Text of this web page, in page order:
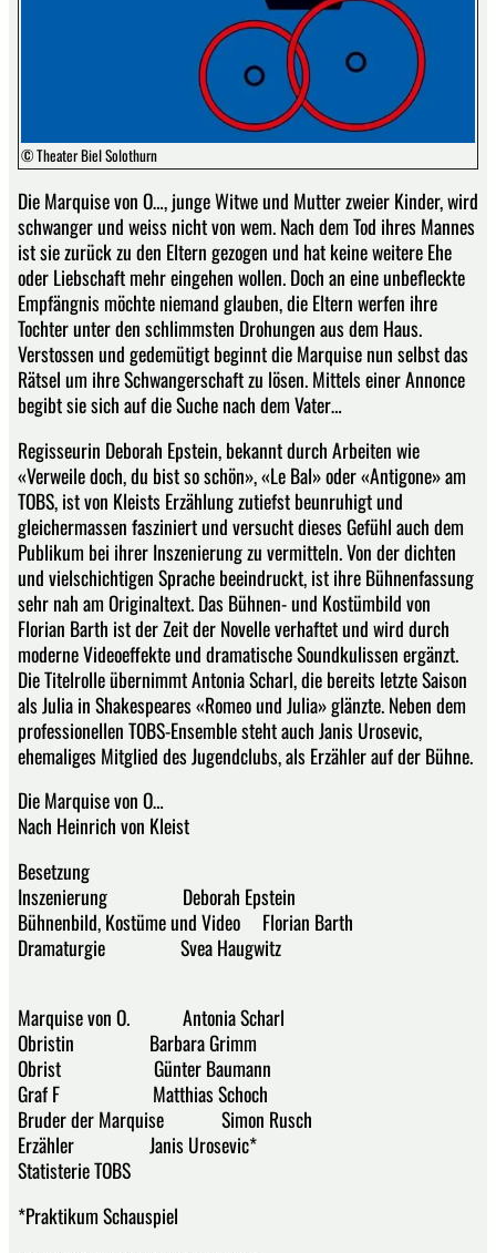
© Theater Biel Solothurn
Die Marquise von O…, junge Witwe und Mutter zweier Kinder, wird
schwanger und weiss nicht von wem. Nach dem Tod ihres Mannes
ist sie zurück zu den Eltern gezogen und hat keine weitere Ehe
oder Liebschaft mehr eingehen wollen. Doch an eine unbefleckte
Empfängnis möchte niemand glauben, die Eltern werfen ihre
Tochter unter den schlimmsten Drohungen aus dem Haus.
Verstossen und gedemütigt beginnt die Marquise nun selbst das
Rätsel um ihre Schwangerschaft zu lösen. Mittels einer Annonce
begibt sie sich auf die Suche nach dem Vater…
Regisseurin Deborah Epstein, bekannt durch Arbeiten wie
«Verweile doch, du bist so schön», «Le Bal» oder «Antigone» am
TOBS, ist von Kleists Erzählung zutiefst beunruhigt und
gleichermassen fasziniert und versucht dieses Gefühl auch dem
Publikum bei ihrer Inszenierung zu vermitteln. Von der dichten
und vielschichtigen Sprache beeindruckt, ist ihre Bühnenfassung
sehr nah am Originaltext. Das Bühnen- und Kostümbild von
Florian Barth ist der Zeit der Novelle verhaftet und wird durch
moderne Videoeffekte und dramatische Soundkulissen ergänzt.
Die Titelrolle übernimmt Antonia Scharl, die bereits letzte Saison
als Julia in Shakespeares «Romeo und Julia» glänzte. Neben dem
professionellen TOBS-Ensemble steht auch Janis Urosevic,
ehemaliges Mitglied des Jugendclubs, als Erzähler auf der Bühne.
Die Marquise von O…
Nach Heinrich von Kleist
Besetzung
Inszenierung Deborah Epstein
Bühnenbild, Kostüme und Video Florian Barth
Dramaturgie Svea Haugwitz
Marquise von O. Antonia Scharl
Obristin Barbara Grimm
Obrist Günter Baumann
Graf F Matthias Schoch
Bruder der Marquise Simon Rusch
Erzähler Janis Urosevic*
Statisterie TOBS
*Praktikum Schauspiel